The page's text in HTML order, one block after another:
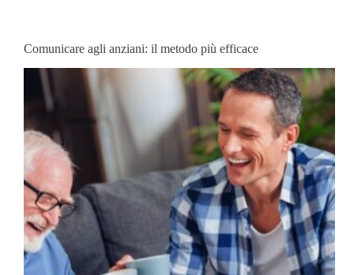
Comunicare agli anziani: il metodo più efficace